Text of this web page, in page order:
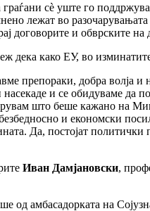
сè уште го
лежат во
договорите и обврските
дека како ЕУ, во
препораки, добра волја и
и се обидуваме да
што беше кажано на
и економски
Да, постојат
Иван Дамјановски,
од амбасадорката на